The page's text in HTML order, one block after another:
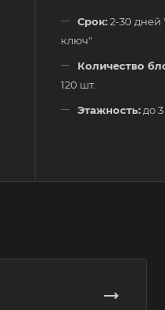
Срок:2-30 дней
ключ"
Количество
120 шт.
Этажность: до